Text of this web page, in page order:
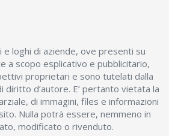
e loghi di aziende, ove presenti su
a scopo esplicativo e pubblicitario,
proprietari e sono tutelati dalla
diritto d’autore. E’ pertanto vietata la
di immagini, files e informazioni
Nulla potrà essere, nemmeno in
modificato o rivenduto.